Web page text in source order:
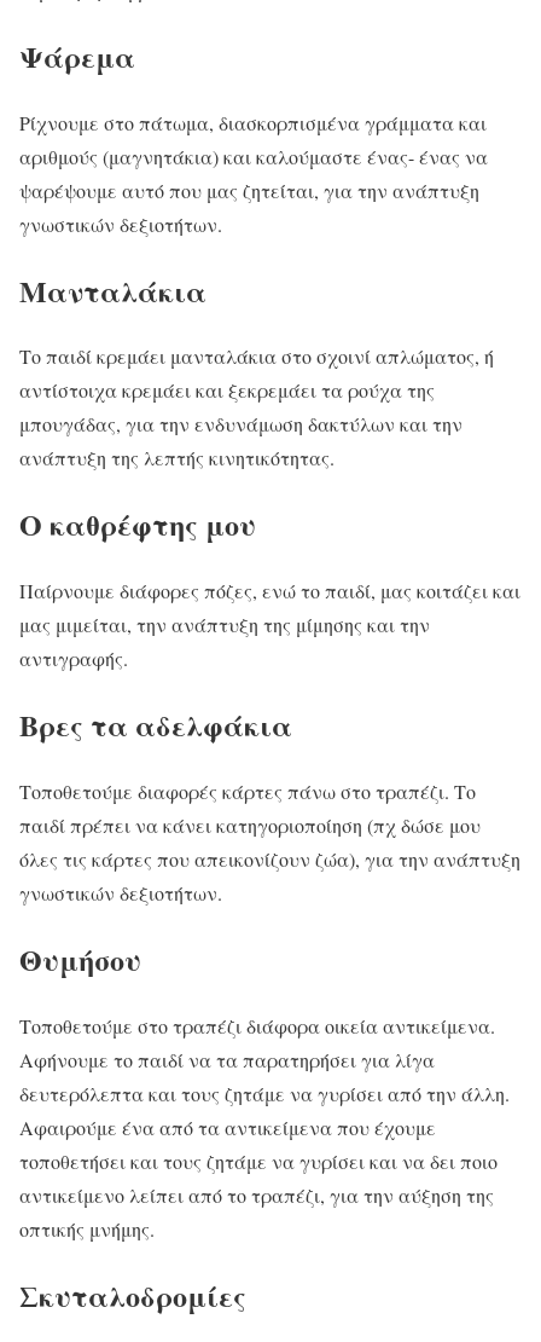
Ψάρεμα
Ρίχνουμε στο πάτωμα, διασκορπισμένα γράμματα και
αριθμούς (μαγνητάκια) και καλούμαστε ένας- ένας να
ψαρέψουμε αυτό που μας ζητείται, για την ανάπτυξη
γνωστικών δεξιοτήτων.
Μανταλάκια
Το παιδί κρεμάει μανταλάκια στο σχοινί απλώματος, ή
αντίστοιχα κρεμάει και ξεκρεμάει τα ρούχα της
μπουγάδας, για την ενδυνάμωση δακτύλων και την
ανάπτυξη της λεπτής κινητικότητας.
Ο καθρέφτης μου
Παίρνουμε διάφορες πόζες, ενώ το παιδί, μας κοιτάζει και
μας μιμείται, την ανάπτυξη της μίμησης και την
αντιγραφής.
Βρες τα αδελφάκια
Τοποθετούμε διαφορές κάρτες πάνω στο τραπέζι. Το
παιδί πρέπει να κάνει κατηγοριοποίηση (πχ δώσε μου
όλες τις κάρτες που απεικονίζουν ζώα), για την ανάπτυξη
γνωστικών δεξιοτήτων.
Θυμήσου
Τοποθετούμε στο τραπέζι διάφορα οικεία αντικείμενα.
Αφήνουμε το παιδί να τα παρατηρήσει για λίγα
δευτερόλεπτα και τους ζητάμε να γυρίσει από την άλλη.
Αφαιρούμε ένα από τα αντικείμενα που έχουμε
τοποθετήσει και τους ζητάμε να γυρίσει και να δει ποιο
αντικείμενο λείπει από το τραπέζι, για την αύξηση της
οπτικής μνήμης.
Σκυταλοδρομίες